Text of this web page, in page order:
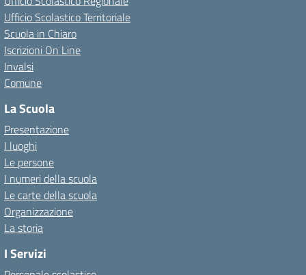
Ufficio Scolastico Territoriale
Scuola in Chiaro
Iscrizioni On Line
Invalsi
Comune
La Scuola
Presentazione
I luoghi
Le persone
I numeri della scuola
Le carte della scuola
Organizzazione
La storia
I Servizi